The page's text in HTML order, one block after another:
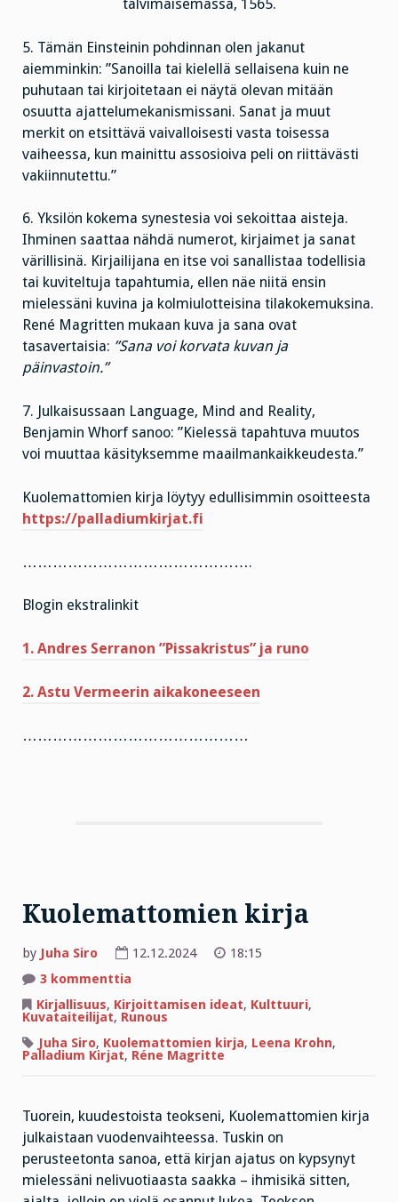
talvimaisemassa, 1565.
5. Tämän Einsteinin pohdinnan olen jakanut
aiemminkin: ”Sanoilla tai kielellä sellaisena kuin ne
puhutaan tai kirjoitetaan ei näytä olevan mitään
osuutta ajattelumekanismissani. Sanat ja muut
merkit on etsittävä vaivalloisesti vasta toisessa
vaiheessa, kun mainittu assosioiva peli on riittävästi
vakiinnutettu.”
6. Yksilön kokema synestesia voi sekoittaa aisteja.
Ihminen saattaa nähdä numerot, kirjaimet ja sanat
värillisinä. Kirjailijana en itse voi sanallistaa todellisia
tai kuviteltuja tapahtumia, ellen näe niitä ensin
mielessäni kuvina ja kolmiulotteisina tilakokemuksina.
René Magritten mukaan kuva ja sana ovat
tasavertaisia: ”Sana voi korvata kuvan ja
päinvastoin.”
7. Julkaisussaan Language, Mind and Reality,
Benjamin Whorf sanoo: ”Kielessä tapahtuva muutos
voi muuttaa käsityksemme maailmankaikkeudesta.”
Kuolemattomien kirja löytyy edullisimmin osoitteesta
https://palladiumkirjat.fi
……………………………………….
Blogin ekstralinkit
1. Andres Serranon ”Pissakristus” ja runo
2. Astu Vermeerin aikakoneeseen
………………………………………
Kuolemattomien kirja
by Juha Siro 12.12.2024
18:15
3 kommenttia
kirja
Kirjallisuus, Kirjoittamisen ideat, Kulttuuri,
Kuvataiteilijat, Runous
Juha Siro, Kuolemattomien kirja, Leena Krohn,
Palladium Kirjat, Réne Magritte
Tuorein, kuudestoista teokseni, Kuolemattomien kirja
julkaistaan vuodenvaihteessa. Tuskin on
perusteetonta sanoa, että kirjan ajatus on kypsynyt
mielessäni nelivuotiaasta saakka – ihmisikä sitten,